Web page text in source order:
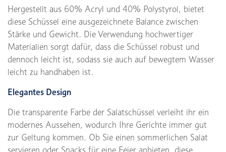
Hergestellt aus 60% Acryl und 40% Polystyrol, bietet
diese Schüssel eine ausgezeichnete Balance zwischen
Stärke und Gewicht. Die Verwendung hochwertiger
Materialien sorgt dafür, dass die Schüssel robust und
dennoch leicht ist, sodass sie auch auf bewegtem Wasser
leicht zu handhaben ist.
Elegantes Design
Die transparente Farbe der Salatschüssel verleiht ihr ein
modernes Aussehen, wodurch Ihre Gerichte immer gut
zur Geltung kommen. Ob Sie einen sommerlichen Salat
servieren oder Snacks für eine Feier anbieten, diese